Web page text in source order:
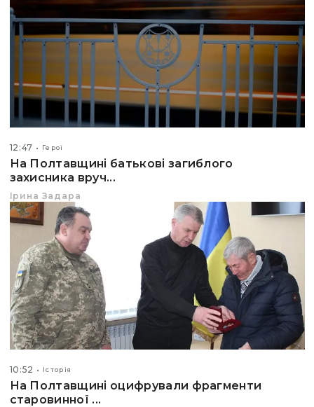
12:47 Герої
На Полтавщині батькові загиблого
захисника вруч...
Ірина Задара
10:52 Історія
На Полтавщині оцифрували фрагменти
старовинної ...